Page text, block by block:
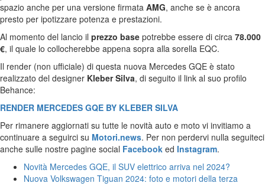
spazio anche per una versione firmata AMG, anche se è ancora
presto per ipotizzare potenza e prestazioni.
Al momento del lancio il prezzo base potrebbe essere di circa 78.000
€, il quale lo collocherebbe appena sopra alla sorella EQC.
Il render (non ufficiale) di questa nuova Mercedes GQE è stato
realizzato del designer Kleber Silva, di seguito il link al suo profilo
Behance:
RENDER MERCEDES GQE BY KLEBER SILVA
Per rimanere aggiornati su tutte le novità auto e moto vi invitiamo a
continuare a seguirci su Motori.news. Per non perdervi nulla seguiteci
anche sulle nostre pagine social Facebook ed Instagram.
Novità Mercedes GQE, il SUV elettrico arriva nel 2024?
Nuova Volkswagen Tiguan 2024: foto e motori della terza